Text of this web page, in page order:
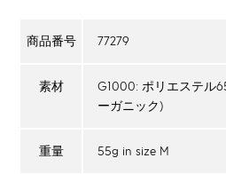
商品番号 77279
素材
G1000: ポリエステル
ーガニック)
重量 55g in size M